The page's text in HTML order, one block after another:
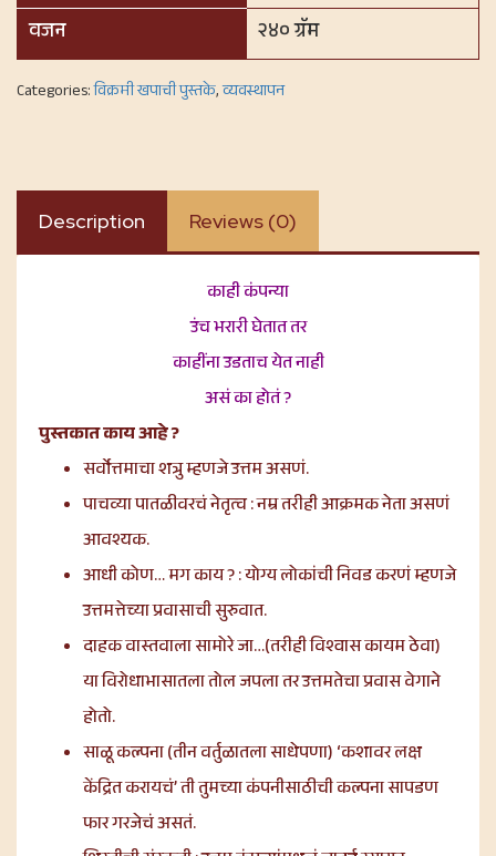
वजन
२४० ग्रॅम
Categories:विक्रमी खपाची पुस्तके,व्यवस्थापन
Description Reviews (0)
काही कंपन्या
उंच भरारी घेतात तर
काहींना उडताच येत नाही
असं का होतं ?
पुस्तकात काय आहे ?
सर्वोत्तमाचा शत्रु म्हणजे उत्तम असणं.
पाचव्या पातळीवरचं नेतृत्व : नम्र तरीही आक्रमक नेता असणं
आवश्यक.
आधी कोण… मग काय ? : योग्य लोकांची निवड करणं म्हणजे
उत्तमत्तेच्या प्रवासाची सुरुवात.
दाहक वास्तवाला सामोरे जा…(तरीही विश्वास कायम ठेवा)
या विरोधाभासातला तोल जपला तर उत्तमतेचा प्रवास वेगाने
होतो.
साळू कल्पना (तीन वर्तुळातला साधेपणा) ‘कशावर लक्ष
केंद्रित करायचं’ ती तुमच्या कंपनीसाठीची कल्पना सापडण
फार गरजेचं असतं.